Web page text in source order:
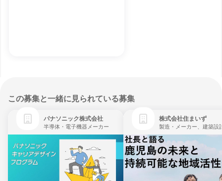
この募集と一緒に見られている募集
パナソニック株式会社
半導体・電子機器メーカー
株式会社住まいず
製造・メーカー、建築設